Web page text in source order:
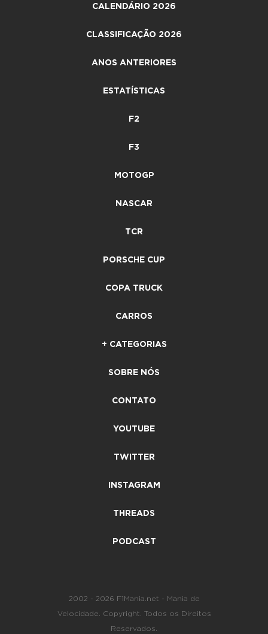
CALENDÁRIO 2026
CLASSIFICAÇÃO 2026
ANOS ANTERIORES
ESTATÍSTICAS
F2
F3
MOTOGP
NASCAR
TCR
PORSCHE CUP
COPA TRUCK
CARROS
+ CATEGORIAS
SOBRE NÓS
CONTATO
YOUTUBE
TWITTER
INSTAGRAM
THREADS
PODCAST
2002 - 2026 F1Mania.net - Mania de
Velocidade. Copyright. Todos os Direitos
Reservados.